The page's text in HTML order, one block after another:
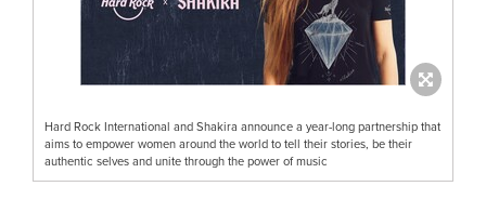
Hard Rock International and Shakira announce a year-long partnership that
aims to empower women around the world to tell their stories, be their
authentic selves and unite through the power of music